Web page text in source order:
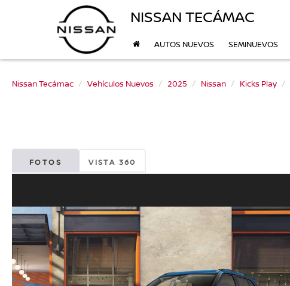
NISSAN TECÁMAC
AUTOS NUEVOS SEMINUEVOS
Nissan Tecámac Vehículos Nuevos 2025 Nissan Kicks Play
FOTOS VISTA 360